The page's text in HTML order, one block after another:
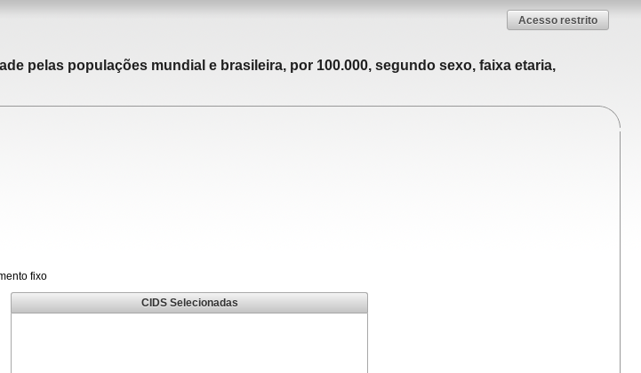
Acesso restrito
pelas populações mundial e brasileira, por 100.000, segundo sexo, faixa etaria,
fixo
CIDS Selecionadas